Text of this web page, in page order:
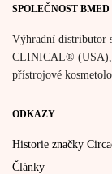
SPOLEČNOST BMED
Výhradní distributor
CLINICAL® (USA),
přístrojové
ODKAZY
Historie značky
Články